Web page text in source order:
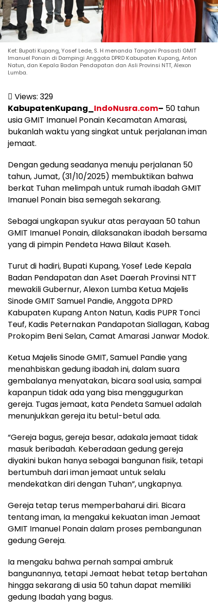
Ket: Bupati Kupang, Yosef Lede, S. H menanda Tangani Prasasti GMIT
Imanuel Ponain di Dampingi Anggota DPRD Kabupaten Kupang, Anton
Natun, dan Kepala Badan Pendapatan dan Asli Provinsi NTT, Alexon
Lumba.
Views: 329
KabupatenKupang_IndoNusra.com– 50 tahun
usia GMIT Imanuel Ponain Kecamatan Amarasi,
bukanlah waktu yang singkat untuk perjalanan iman
jemaat.
Dengan gedung seadanya menuju perjalanan 50
tahun, Jumat, (31/10/2025) membuktikan bahwa
berkat Tuhan melimpah untuk rumah ibadah GMIT
Imanuel Ponain bisa semegah sekarang.
Sebagai ungkapan syukur atas perayaan 50 tahun
GMIT Imanuel Ponain, dilaksanakan ibadah bersama
yang di pimpin Pendeta Hawa Bilaut Kaseh.
Turut di hadiri, Bupati Kupang, Yosef Lede Kepala
Badan Pendapatan dan Aset Daerah Provinsi NTT
mewakili Gubernur, Alexon Lumba Ketua Majelis
Sinode GMIT Samuel Pandie, Anggota DPRD
Kabupaten Kupang Anton Natun, Kadis PUPR Tonci
Teuf, Kadis Peternakan Pandapotan Siallagan, Kabag
Prokopim Beni Selan, Camat Amarasi Janwar Modok.
Ketua Majelis Sinode GMIT, Samuel Pandie yang
menahbiskan gedung ibadah ini, dalam suara
gembalanya menyatakan, bicara soal usia, sampai
kapanpun tidak ada yang bisa menggugurkan
gereja. Tugas jemaat, kata Pendeta Samuel adalah
menunjukkan gereja itu betul-betul ada.
“Gereja bagus, gereja besar, adakala jemaat tidak
masuk beribadah. Keberadaan gedung gereja
diyakini bukan hanya sebagai bangunan fisik, tetapi
bertumbuh dari iman jemaat untuk selalu
mendekatkan diri dengan Tuhan”, ungkapnya.
Gereja tetap terus memperbaharui diri. Bicara
tentang iman, Ia mengakui kekuatan iman Jemaat
GMIT Imanuel Ponain dalam proses pembangunan
gedung Gereja.
Ia mengaku bahwa pernah sampai ambruk
bangunannya, tetapi Jemaat hebat tetap bertahan
hingga sekarang di usia 50 tahun dapat memiliki
gedung Ibadah yang bagus.